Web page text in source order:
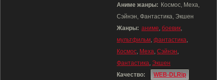
Аниме жанры: Космос, Меха,
Сэйнэн, Фантастика, Экшен
Жанры: аниме, боевик,
мультфильм, фантастика,
Космос, Меха, Сэйнэн,
Фантастика, Экшен
Качество:
WEB-DLRip